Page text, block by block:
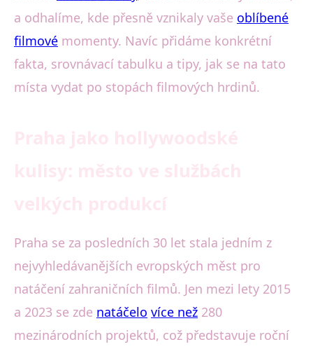
a odhalíme, kde přesně vznikaly vaše oblíbené
filmové momenty. Navíc přidáme konkrétní
fakta, srovnávací tabulku a tipy, jak se na tato
místa vydat po stopách filmových hrdinů.
Praha se za posledních 30 let stala jedním z
nejvyhledávanějších evropských měst pro
natáčení zahraničních filmů. Jen mezi lety 2015
a 2023 se zde natáčelo více než 280
mezinárodních projektů, což představuje roční